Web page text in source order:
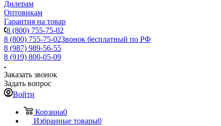
Дилерам
Оптовикам
Гарантия на товар
8 (800) 755-75-02
8 (800) 755-75-02Звонок бесплатный по РФ
8 (987) 989-56-55
8 (919) 800-05-09
Заказать звонок
Задать вопрос
Войти
Корзина0
Избранные товары0